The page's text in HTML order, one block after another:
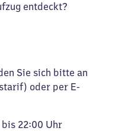
entdeckt?
Sie sich bitte an
oder per E-
22:00 Uhr